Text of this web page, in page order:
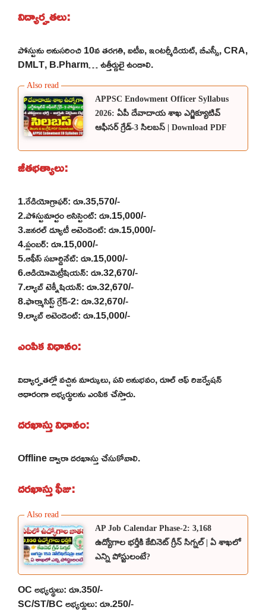
విద్యార్హతలు:
పోస్టును అనుసరించి 10వ తరగతి, ఐటీఐ, ఇంటర్మీడియట్, బీఎస్సీ, CRA,
DMLT, B.Pharm… ఉత్తీర్ణులై ఉండాలి.
APPSC Endowment Officer Syllabus
2026: ఏపీ దేవాదాయ శాఖ ఎగ్జిక్యూటివ్
ఆఫీసర్ గ్రేడ్-3 సిలబస్ | Download PDF
జీతభత్యాలు:
1.రేడియోగ్రాఫర్: రూ.35,570/-
2.పోస్టుమార్టం అసిస్టెంట్: రూ.15,000/-
3.జనరల్ డ్యూటీ అటెండెంట్: రూ.15,000/-
4.ప్లంబర్: రూ.15,000/-
5.ఆఫీస్ సబార్డినేట్: రూ.15,000/-
6.ఆడియోమెట్రీషియన్: రూ.32,670/-
7.ల్యాబ్ టెక్నీషియన్: రూ.32,670/-
8.ఫార్మాసిస్ట్ గ్రేడ్-2: రూ.32,670/-
9.ల్యాబ్ అటెండెంట్: రూ.15,000/-
ఎంపిక విధానం:
విద్యార్హతల్లో వచ్చిన మార్కులు, పని అనుభవం, రూల్ ఆఫ్ రిజర్వేషన్
ఆధారంగా అభ్యర్థులను ఎంపిక చేస్తారు.
దరఖాస్తు విధానం:
Offline ద్వారా దరఖాస్తు చేసుకోవాలి.
దరఖాస్తు ఫీజు:
AP Job Calendar Phase-2: 3,168
ఉద్యోగాల భర్తీకి కేబినెట్ గ్రీన్ సిగ్నల్ | ఏ శాఖలో
ఎన్ని పోస్టులంటే?
OC అభ్యర్థులు: రూ.350/-
SC/ST/BC అభ్యర్థులు: రూ.250/-